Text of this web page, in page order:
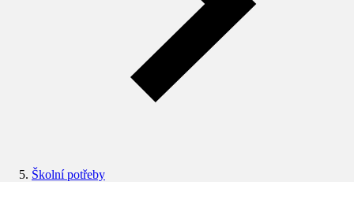
Školní potřeby